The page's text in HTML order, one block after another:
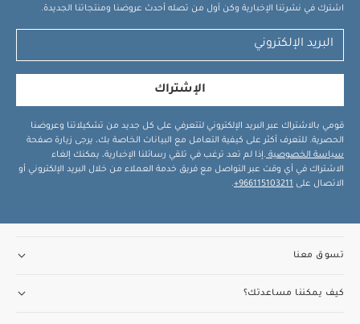
اشترك في نشرتنا الإخبارية وكن أول من تصله أحدث عروضنا ومنتجاتنا الجديدة.
الإشتراك
قومي بالاشتراك عبر البريد الإلكتروني لتتعرفي على كل جديد من تشكيلاتنا وعروضنا
الحصرية. للتعرف أكثر على كيفية التعامل مع البيانات الخاصة بك، يرجى زيارة صفحة
سياسة الخصوصية .إذا لم تعد ترغب في تلقي رسائلنا الإخبارية، يمكنك إلغاء
الاشتراك في أي وقت عبر التواصل مع فريق خدمة العملاء من خلال البريد الإلكتروني أو
الاتصال على 966115103211+
.
تسوق معنا
كيف يمكننا مساعدتك؟